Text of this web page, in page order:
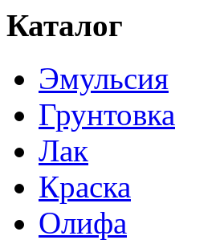
Каталог
Эмульсия
Грунтовка
Лак
Краска
Олифа